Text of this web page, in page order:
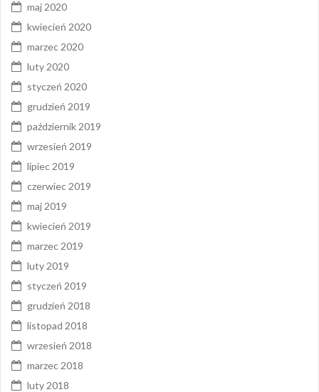
maj 2020
kwiecień 2020
marzec 2020
luty 2020
styczeń 2020
grudzień 2019
październik 2019
wrzesień 2019
lipiec 2019
czerwiec 2019
maj 2019
kwiecień 2019
marzec 2019
luty 2019
styczeń 2019
grudzień 2018
listopad 2018
wrzesień 2018
marzec 2018
luty 2018